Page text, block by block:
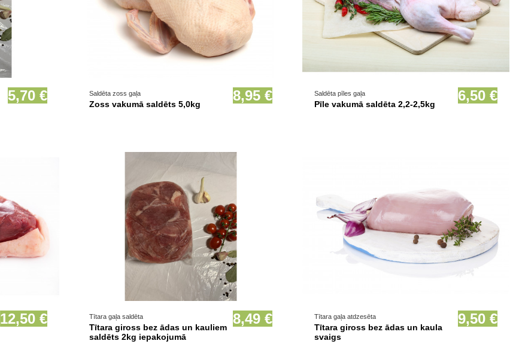
5,70 € Saldēta zoss gaļa
Zoss vakumā saldēts 5,0kg
8,95 € Saldēta pīles gaļa
Pīle vakumā saldēta 2,2-2,5kg
6,50 €
12,50 €
Nav noliktavā
Tītara gaļa saldēta
Tītara giross bez ādas un kauliem
saldēts 2kg iepakojumā
8,49 € Tītara gaļa atdzesēta
Tītara giross bez ādas un kaula
svaigs
9,50 €